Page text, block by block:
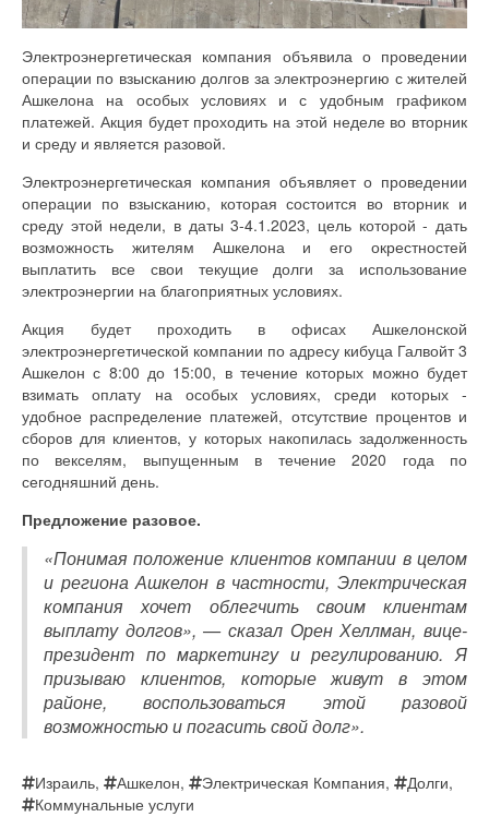
Электроэнергетическая компания объявила о проведении
операции по взысканию долгов за электроэнергию с жителей
Ашкелона на особых условиях и с удобным графиком
платежей. Акция будет проходить на этой неделе во вторник
и среду и является разовой.
Электроэнергетическая компания объявляет о проведении
операции по взысканию, которая состоится во вторник и
среду этой недели, в даты 3-4.1.2023, цель которой - дать
возможность жителям Ашкелона и его окрестностей
выплатить все свои текущие долги за использование
электроэнергии на благоприятных условиях.
Акция будет проходить в офисах Ашкелонской
электроэнергетической компании по адресу кибуца Галвойт 3
Ашкелон с 8:00 до 15:00, в течение которых можно будет
взимать оплату на особых условиях, среди которых -
удобное распределение платежей, отсутствие процентов и
сборов для клиентов, у которых накопилась задолженность
по векселям, выпущенным в течение 2020 года по
сегодняшний день.
Предложение разовое.
«Понимая положение клиентов компании в целом
и региона Ашкелон в частности, Электрическая
компания хочет облегчить своим клиентам
выплату долгов», — сказал Орен Хеллман, вице-
президент по маркетингу и регулированию. Я
призываю клиентов, которые живут в этом
районе, воспользоваться этой разовой
возможностью и погасить свой долг».
Израиль, Ашкелон, Электрическая Компания, Долги,
Коммунальные услуги